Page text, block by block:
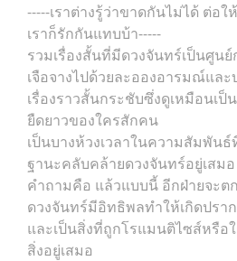
-----เราต่างรู้ว่าขาดกันไม่ได้ ต่อ
เราก็รักกันแทบบ้า-----
รวมเรื่องสั้นที่มีดวงจันทร์เป็นศูนย์
เจือจางไปด้วยละอองอารมณ์แล
เรื่องราวสั้นกระชับซึ่งดูเหมือนเป็
ยืดยาวของใครสักคน
เป็นบางห้วงเวลาในความสัมพัน
ฐานะคลับคล้ายดวงจันทร์อยู่เสมอ
คำถามคือ แล้วแบบนี้ อีกฝ่ายจะต
ดวงจันทร์มีอิทธิพลทำให้เกิดปรา
และเป็นสิ่งที่ถูกโรแมนติไซส์หรือ
สิ่งอยู่เสมอ